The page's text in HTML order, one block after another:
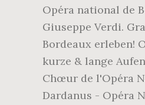
Opéra national de
Giuseppe Verdi.
Bordeaux erleben!
kurze & lange
Chœur de l'Opéra
Dardanus - Opéra